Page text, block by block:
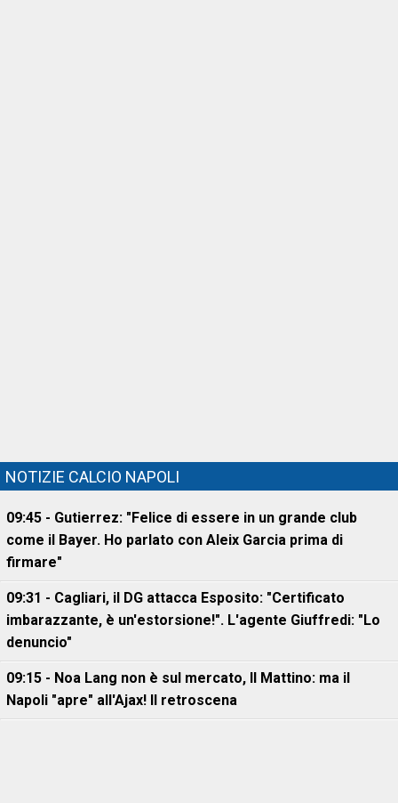
NOTIZIE CALCIO NAPOLI
09:45 - Gutierrez: "Felice di essere in un grande club
come il Bayer. Ho parlato con Aleix Garcia prima di
firmare"
09:31 - Cagliari, il DG attacca Esposito: "Certificato
imbarazzante, è un'estorsione!". L'agente Giuffredi: "Lo
denuncio"
09:15 - Noa Lang non è sul mercato, Il Mattino: ma il
Napoli "apre" all'Ajax! Il retroscena